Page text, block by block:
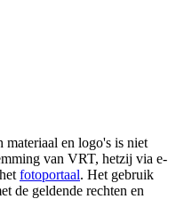
en logo's is niet
van VRT, hetzij via e-
fotoportaal. Het gebruik
de geldende rechten en